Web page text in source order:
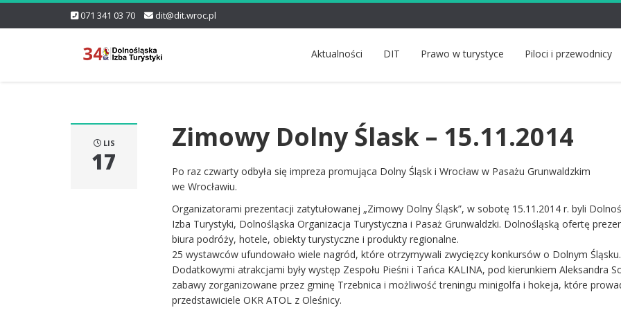
071 341 03 70 dit@dit.wroc.pl
Aktualności DIT Prawo w turystyce Piloci i przewodnicy
LIS
17
Zimowy Dolny Ślask – 15.11.2014
Po raz czwarty odbyła się impreza promująca Dolny Śląsk i Wrocław w Pasażu Grunwaldzkim
we Wrocławiu.
Organizatorami prezentacji zatytułowanej „Zimowy Dolny Śląsk”, w sobotę 15.11.2014 r. byli
Izba Turystyki, Dolnośląska Organizacja Turystyczna i Pasaż Grunwaldzki. Dolnośląską ofertę
biura podróży, hotele, obiekty turystyczne i produkty regionalne.
25 wystawców ufundowało wiele nagród, które otrzymywali zwycięzcy konkursów o Dolnym Śląsku.
Dodatkowymi atrakcjami były występ Zespołu Pieśni i Tańca KALINA, pod kierunkiem Aleksandra
zabawy zorganizowane przez gminę Trzebnica i możliwość treningu minigolfa i hokeja, które
przedstawiciele OKR ATOL z Oleśnicy.